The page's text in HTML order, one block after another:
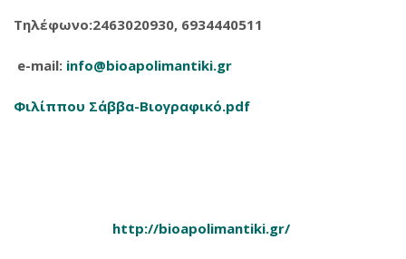
Τηλέφωνο:2463020930, 6934440511
e-mail: info@bioapolimantiki.gr
Φιλίππου Σάββα-Βιογραφικό.pdf
http://bioapolimantiki.gr/